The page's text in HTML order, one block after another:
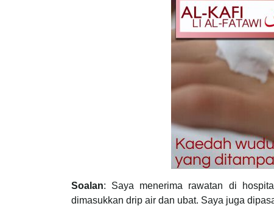
Soalan: Saya menerima rawatan di
dimasukkan drip air dan ubat. Saya juga